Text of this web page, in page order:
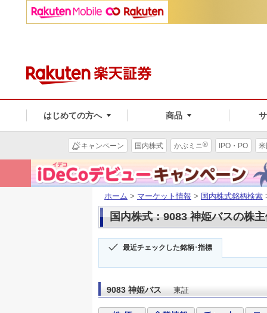
はじめての方へ 商品
キャンペーン 国内株式 かぶミニ® IPO・PO
ホーム > マーケット情報 > 国内株式銘柄検索
国内株式：9083 神姫バスの株
最近チェックした銘柄･指標
9083 神姫バス 東証